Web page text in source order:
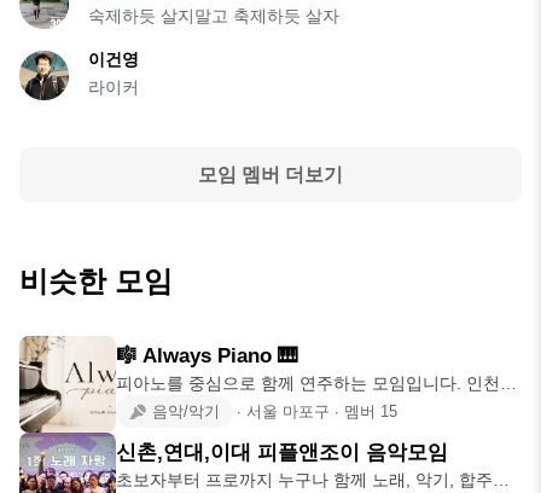
숙제하듯 살지말고 축제하듯 살자
이건영
라이커
모임 멤버 더보기
비슷한 모임
🎼 Always Piano 🎹
피아노를 중심으로 함께 연주하는 모임입니다. 인천~
서울 마포구 중심
음악/악기 ∙ 서울 마포구 ∙ 멤버 15
신촌,연대,이대 피플앤조이 음악모임
초보자부터 프로까지 누구나 함께 노래, 악기, 합주를